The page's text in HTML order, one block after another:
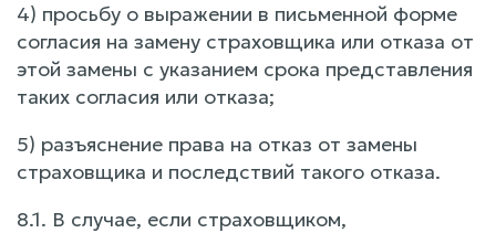
4) просьбу о выражении в письменной форме
согласия на замену страховщика или отказа от
этой замены с указанием срока представления
таких согласия или отказа;
5) разъяснение права на отказ от замены
страховщика и последствий такого отказа.
8.1. В случае, если страховщиком,